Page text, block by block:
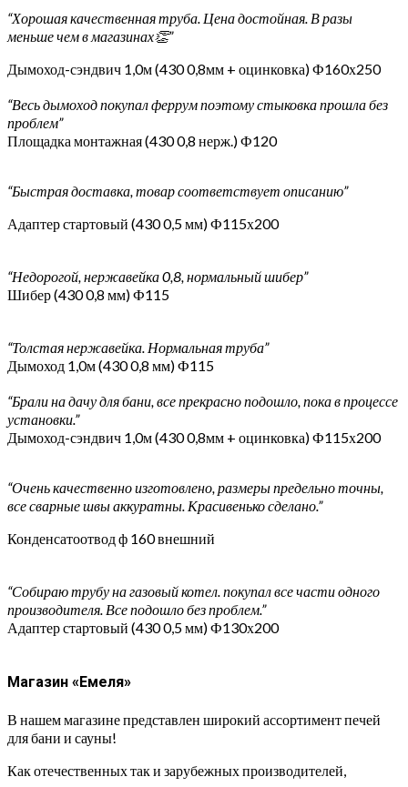
“Хорошая качественная труба. Цена достойная. В разы
меньше чем в магазинах👏”
Дымоход-сэндвич 1,0м (430 0,8мм + оцинковка) Ф160х250
“Весь дымоход покупал феррум поэтому стыковка прошла без
проблем”
Площадка монтажная (430 0,8 нерж.) Ф120
“Быстрая доставка, товар соответствует описанию”
Адаптер стартовый (430 0,5 мм) Ф115х200
“Недорогой, нержавейка 0,8, нормальный шибер”
Шибер (430 0,8 мм) Ф115
“Толстая нержавейка. Нормальная труба”
Дымоход 1,0м (430 0,8 мм) Ф115
“Брали на дачу для бани, все прекрасно подошло, пока в процессе
установки.”
Дымоход-сэндвич 1,0м (430 0,8мм + оцинковка) Ф115х200
“Очень качественно изготовлено, размеры предельно точны,
все сварные швы аккуратны. Красивенько сделано.”
Конденсатоотвод ф 160 внешний
“Собираю трубу на газовый котел. покупал все части одного
производителя. Все подошло без проблем.”
Адаптер стартовый (430 0,5 мм) Ф130х200
Магазин «Емеля»
В нашем магазине представлен широкий ассортимент печей
для бани и сауны!
Как отечественных так и зарубежных производителей,